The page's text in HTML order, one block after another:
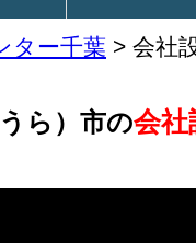
ター千葉 > 会社
ら）市の会社